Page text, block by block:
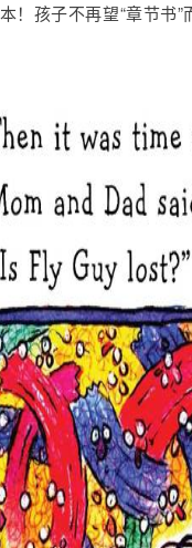
！孩子不再望“章节书”